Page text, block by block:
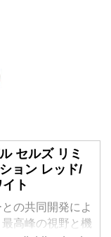
セルズ リミ
ョン レッド/
ト
の共同開発によ
高峰の視野と機